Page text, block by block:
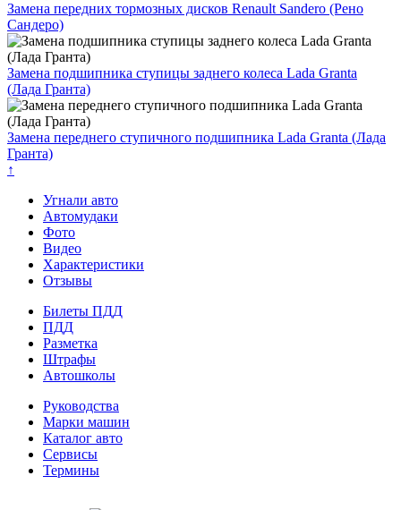
Замена передних тормозных дисков Renault Sandero (Рено
Сандеро)
Замена подшипника ступицы заднего колеса Lada Granta
(Лада Гранта)
Замена переднего ступичного подшипника Lada Granta (Лада
Гранта)
↑
Угнали авто
Автомудаки
Фото
Видео
Характеристики
Отзывы
Билеты ПДД
ПДД
Разметка
Штрафы
Автошколы
Руководства
Марки машин
Каталог авто
Сервисы
Термины